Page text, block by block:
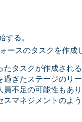
る。
スのタスクを作成
タスクが作成され
ぎたステージのリ
不足の可能性もあ
マネジメントのよ